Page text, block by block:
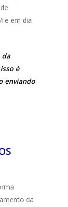
e em dia
da
é
enviando
da